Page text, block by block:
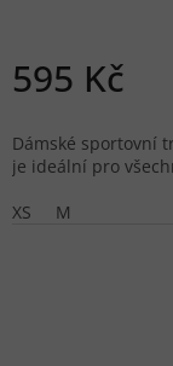
595 Kč
Dámské sportovní
je ideální pro
XS
M